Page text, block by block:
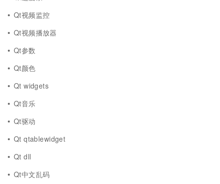
Qt视频监控
Qt视频播放器
Qt参数
Qt颜色
Qt widgets
Qt音乐
Qt驱动
Qt qtablewidget
Qt dll
Qt中文乱码